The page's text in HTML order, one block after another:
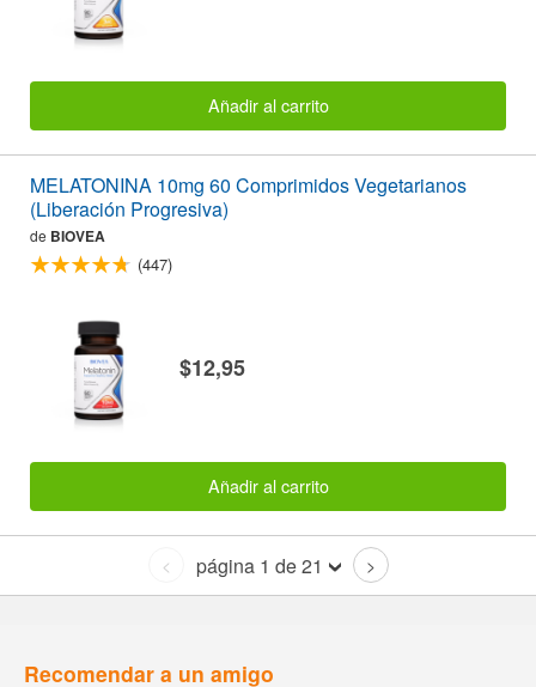
Añadir al carrito
MELATONINA 10mg 60 Comprimidos Vegetarianos
(Liberación Progresiva)
de BIOVEA
(447)
$12,95
Añadir al carrito
< página 1 de 21 >
Recomendar a un amigo